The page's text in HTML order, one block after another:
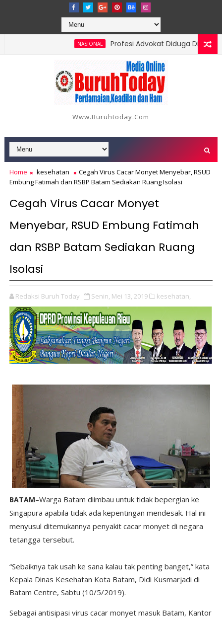
NASIONAL
Profesi Advokat Diduga Dilecehkan
Orang, Berikut Data dan Kronologinya
Www.buruhtoday.com
Home kesehatan
Cegah Virus Cacar Monyet Menyebar, RSUD
Embung Fatimah dan RSBP Batam Sediakan Ruang Isolasi
Cegah Virus Cacar Monyet
Menyebar, RSUD Embung Fatimah
dan RSBP Batam Sediakan Ruang
Isolasi
Redaksi Buruh Today Senin, Mei 13, 2019 kesehatan,
BATAM–Warga Batam diimbau untuk tidak bepergian ke
Singapura apabila tidak ada kepentingan mendesak. Hal ini
menyusul ditemukannya penyakit cacar monyet di negara
tetangga tersebut.
“Sebaiknya tak usah ke sana kalau tak penting banget,” kata
Kepala Dinas Kesehatan Kota Batam, Didi Kusmarjadi di
Batam Centre, Sabtu (10/5/2019).
Sebagai antisipasi virus cacar monyet masuk Batam, Kantor